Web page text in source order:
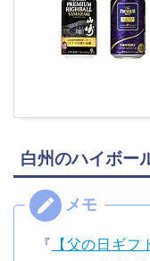
白州のハイボー
『
【父の日ギ